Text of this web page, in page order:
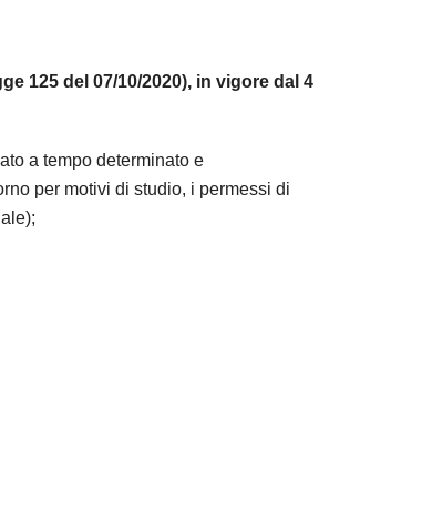
125 del 07/10/2020), in vigore dal 4
a tempo determinato e
per motivi di studio, i permessi di